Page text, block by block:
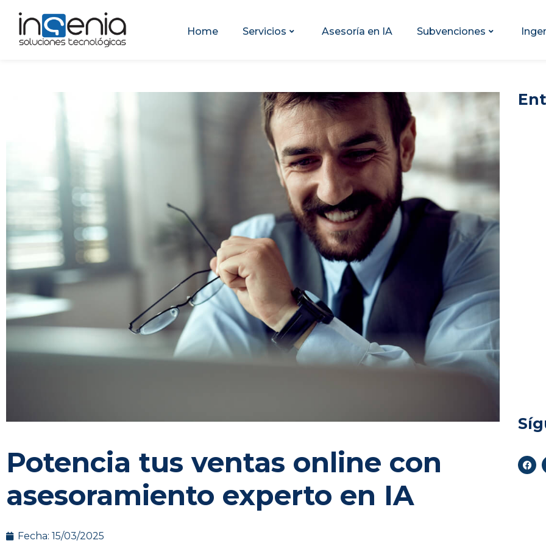
Home Servicios Asesoría en IA Subvenciones
Potencia tus ventas online con
asesoramiento experto en IA
Fecha: 15/03/2025